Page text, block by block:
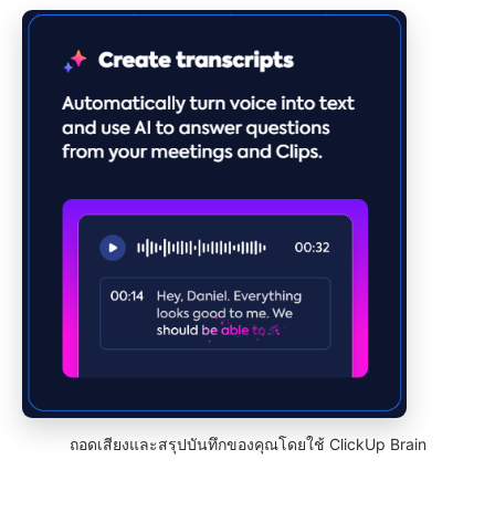
ถอดเสียงและสรุปบันทึกของคุณโดยใช้ ClickUp Brain